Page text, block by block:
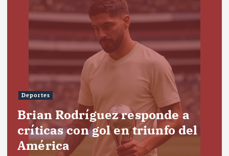
Deportes
Brian Rodríguez responde a
críticas con gol en triunfo del
América